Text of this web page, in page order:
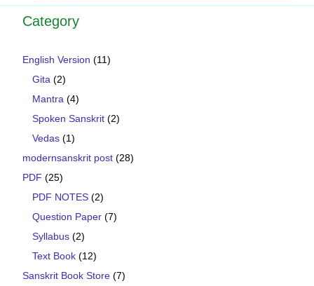
Category
English Version (11)
Gita (2)
Mantra (4)
Spoken Sanskrit (2)
Vedas (1)
modernsanskrit post (28)
PDF (25)
PDF NOTES (2)
Question Paper (7)
Syllabus (2)
Text Book (12)
Sanskrit Book Store (7)